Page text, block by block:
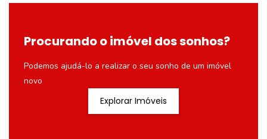
Procurando o imóvel dos sonhos?
Podemos ajudá-lo a realizar o seu sonho de um imóvel
novo
Explorar Imóveis